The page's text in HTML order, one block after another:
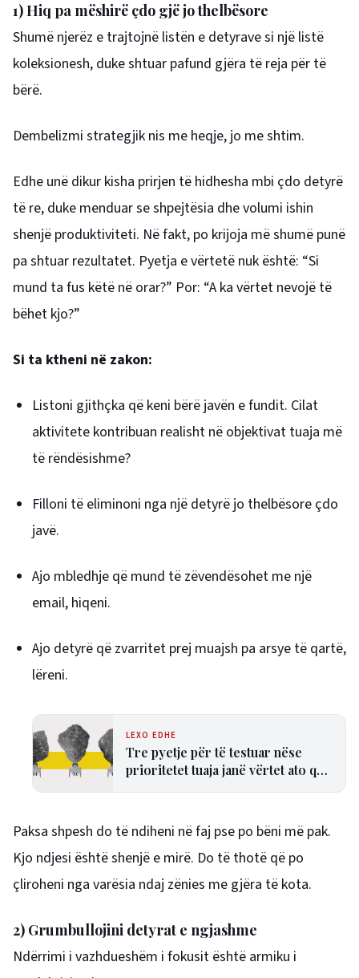
1) Hiq pa mëshirë çdo gjë jo thelbësore
Shumë njerëz e trajtojnë listën e detyrave si një listë
koleksionesh, duke shtuar pafund gjëra të reja për të
bërë.
Dembelizmi strategjik nis me heqje, jo me shtim.
Edhe unë dikur kisha prirjen të hidhesha mbi çdo detyrë
të re, duke menduar se shpejtësia dhe volumi ishin
shenjë produktiviteti. Në fakt, po krijoja më shumë punë
pa shtuar rezultatet. Pyetja e vërtetë nuk është: “Si
mund ta fus këtë në orar?” Por: “A ka vërtet nevojë të
bëhet kjo?”
Si ta ktheni në zakon:
Listoni gjithçka që keni bërë javën e fundit. Cilat
aktivitete kontribuan realisht në objektivat tuaja më
të rëndësishme?
Filloni të eliminoni nga një detyrë jo thelbësore çdo
javë.
Ajo mbledhje që mund të zëvendësohet me një
email, hiqeni.
Ajo detyrë që zvarritet prej muajsh pa arsye të qartë,
lëreni.
LEXO EDHE
Tre pyetje për të testuar nëse
prioritetet tuaja janë vërtet ato që
Paksa shpesh do të ndiheni në faj pse po bëni më pak.
Kjo ndjesi është shenjë e mirë. Do të thotë që po
çliroheni nga varësia ndaj zënies me gjëra të kota.
2) Grumbullojini detyrat e ngjashme
Ndërrimi i vazhdueshëm i fokusit është armiku i